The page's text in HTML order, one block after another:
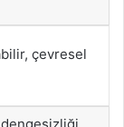
çevresel
dengesizliği